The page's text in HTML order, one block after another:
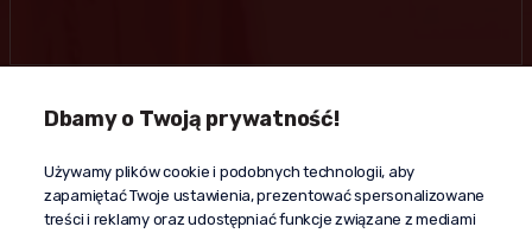
Kontakt
+48 603 610 870
kontakt@propaganda24h.pl
Dbamy o Twoją prywatność!
Używamy plików cookie i podobnych technologii, aby
zapamiętać Twoje ustawienia, prezentować spersonalizowane
treści i reklamy oraz udostępniać funkcje związane z mediami